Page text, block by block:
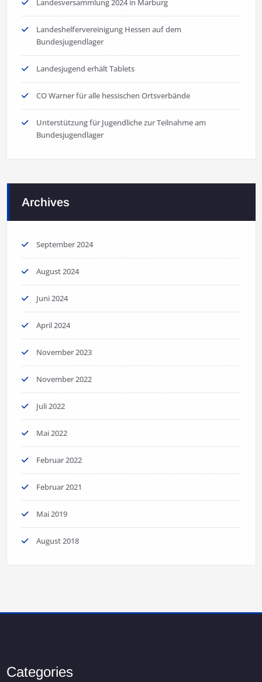
Landesversammlung 2024 in Marburg
Landeshelfervereinigung Hessen auf dem
Bundesjugendlager
Landesjugend erhält Tablets
CO Warner für alle hessischen Ortsverbände
Unterstützung für Jugendliche zur Teilnahme am
Bundesjugendlager
Archives
September 2024
August 2024
Juni 2024
April 2024
November 2023
November 2022
Juli 2022
Mai 2022
Februar 2022
Februar 2021
Mai 2019
August 2018
Categories